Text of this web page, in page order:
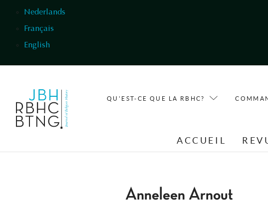
Nederlands
Français
English
QU'EST-CE QUE LA RBHC?
ACCUEIL
Anneleen Arnout